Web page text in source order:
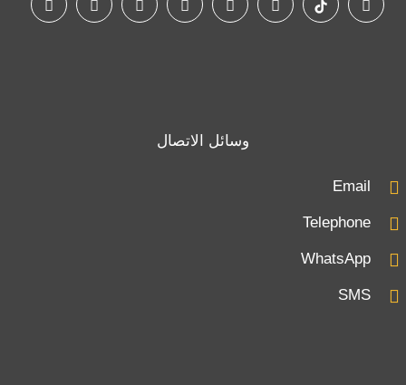
وسائل الاتصال
Email
Telephone
WhatsApp
SMS